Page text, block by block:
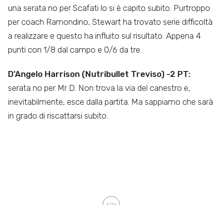
una serata no per Scafati lo si è capito subito. Purtroppo
per coach Ramondino, Stewart ha trovato serie difficoltà
a realizzare e questo ha influito sul risultato. Appena 4
punti con 1/8 dal campo e 0/6 da tre.
D’Angelo Harrison (Nutribullet Treviso) -2 PT:
serata no per Mr D. Non trova la via del canestro e,
inevitabilmente, esce dalla partita. Ma sappiamo che sarà
in grado di riscattarsi subito.